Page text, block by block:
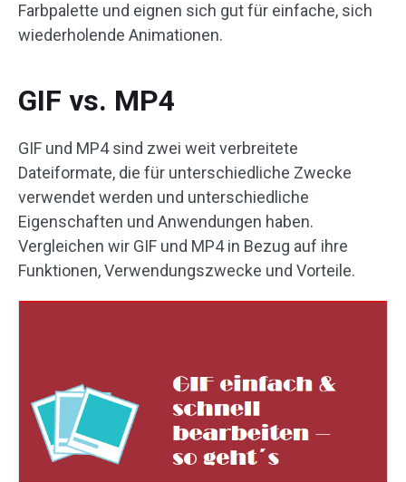
Farbpalette und eignen sich gut für einfache, sich
wiederholende Animationen.
GIF vs. MP4
GIF und MP4 sind zwei weit verbreitete
Dateiformate, die für unterschiedliche Zwecke
verwendet werden und unterschiedliche
Eigenschaften und Anwendungen haben.
Vergleichen wir GIF und MP4 in Bezug auf ihre
Funktionen, Verwendungszwecke und Vorteile.